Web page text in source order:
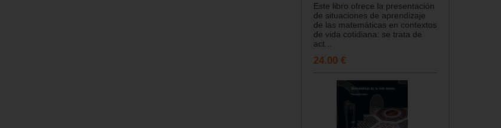
Este libro ofrece la presentación
de situaciones de aprendizaje
de las matemáticas en contextos
de vida cotidiana: se trata de
act...
24.00 €